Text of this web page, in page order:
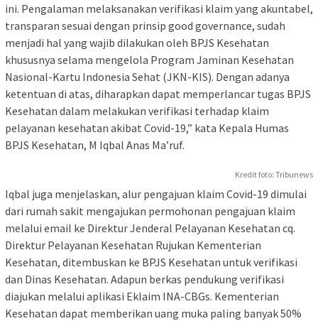
ini. Pengalaman melaksanakan verifikasi klaim yang akuntabel,
transparan sesuai dengan prinsip good governance, sudah
menjadi hal yang wajib dilakukan oleh BPJS Kesehatan
khususnya selama mengelola Program Jaminan Kesehatan
Nasional-Kartu Indonesia Sehat (JKN-KIS). Dengan adanya
ketentuan di atas, diharapkan dapat memperlancar tugas BPJS
Kesehatan dalam melakukan verifikasi terhadap klaim
pelayanan kesehatan akibat Covid-19,” kata Kepala Humas
BPJS Kesehatan, M Iqbal Anas Ma’ruf.
Kredit foto: Tribunews
Iqbal juga menjelaskan, alur pengajuan klaim Covid-19 dimulai
dari rumah sakit mengajukan permohonan pengajuan klaim
melalui email ke Direktur Jenderal Pelayanan Kesehatan cq.
Direktur Pelayanan Kesehatan Rujukan Kementerian
Kesehatan, ditembuskan ke BPJS Kesehatan untuk verifikasi
dan Dinas Kesehatan. Adapun berkas pendukung verifikasi
diajukan melalui aplikasi Eklaim INA-CBGs. Kementerian
Kesehatan dapat memberikan uang muka paling banyak 50%